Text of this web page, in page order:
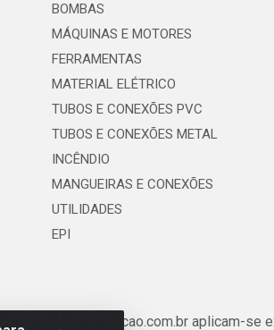
BOMBAS
MÁQUINAS E MOTORES
FERRAMENTAS
MATERIAL ELÉTRICO
TUBOS E CONEXÕES PVC
TUBOS E CONEXÕES METAL
INCÊNDIO
MANGUEIRAS E CONEXÕES
UTILIDADES
EPI
de www.safrairrigacao.com.br aplicam-se